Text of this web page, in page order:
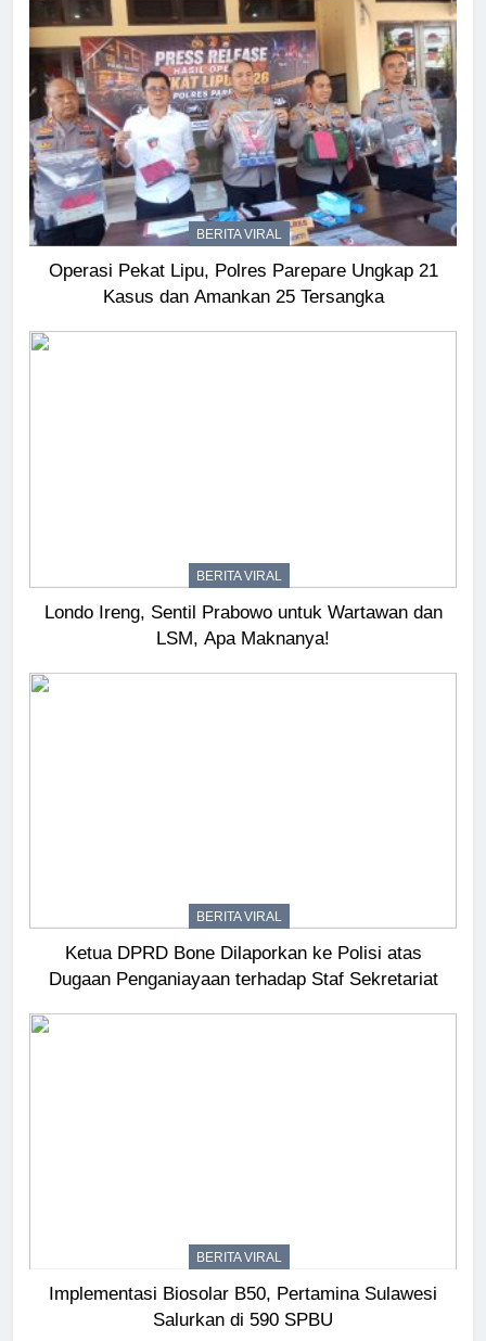
BERITA VIRAL
Operasi Pekat Lipu, Polres Parepare Ungkap 21
Kasus dan Amankan 25 Tersangka
BERITA VIRAL
Londo Ireng, Sentil Prabowo untuk Wartawan dan
LSM, Apa Maknanya!
BERITA VIRAL
Ketua DPRD Bone Dilaporkan ke Polisi atas
Dugaan Penganiayaan terhadap Staf Sekretariat
BERITA VIRAL
Implementasi Biosolar B50, Pertamina Sulawesi
Salurkan di 590 SPBU